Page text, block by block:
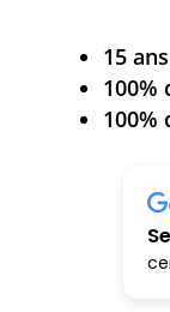
15
100%
100%